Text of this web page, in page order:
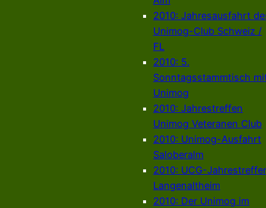
2010: Jahresausfahrt
Unimog-Club Schweiz /
FL
2010: 5.
Sonntagsstammtisch
Unimog
2010: Jahrestreffen
Unimog Veteranen Club
2010: Unimog-Ausfahrt
Saloberalm
2010: UCG-
Langenaltheim
2010: Der Unimog im